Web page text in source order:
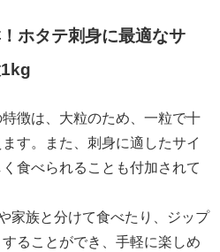
ホタテ刺身に最適なサ
特徴は、大粒のため、一粒で十
す。また、刺身に適したサイ
食べられることも付加されて
家族と分けて食べたり、ジップ
ることができ、手軽に楽しめ